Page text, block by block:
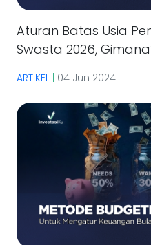
Aturan Batas Usia
Swasta 2026,
ARTIKEL 04 Jun 2024